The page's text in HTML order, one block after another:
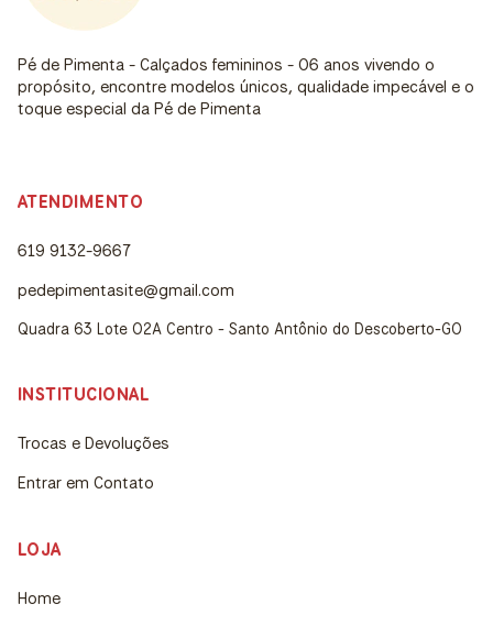
Pé de Pimenta - Calçados femininos - 06 anos vivendo o
propósito, encontre modelos únicos, qualidade impecável e o
toque especial da Pé de Pimenta
ATENDIMENTO
619 9132-9667
pedepimentasite@gmail.com
Quadra 63 Lote 02A Centro - Santo Antônio do Descoberto-GO
INSTITUCIONAL
Trocas e Devoluções
Entrar em Contato
LOJA
Home